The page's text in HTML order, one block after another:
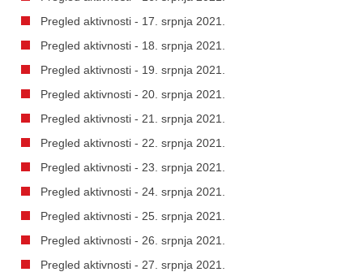
Pregled aktivnosti - 17. srpnja 2021.
Pregled aktivnosti - 18. srpnja 2021.
Pregled aktivnosti - 19. srpnja 2021.
Pregled aktivnosti - 20. srpnja 2021.
Pregled aktivnosti - 21. srpnja 2021.
Pregled aktivnosti - 22. srpnja 2021.
Pregled aktivnosti - 23. srpnja 2021.
Pregled aktivnosti - 24. srpnja 2021.
Pregled aktivnosti - 25. srpnja 2021.
Pregled aktivnosti - 26. srpnja 2021.
Pregled aktivnosti - 27. srpnja 2021.